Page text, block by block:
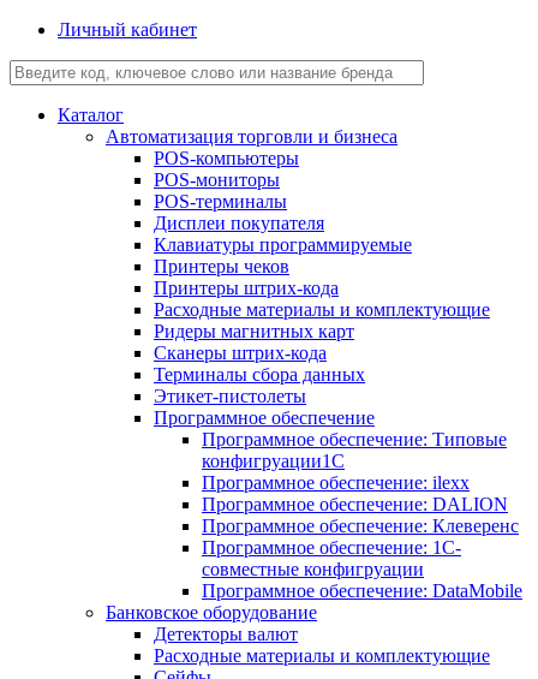
Личный кабинет
Каталог
Автоматизация торговли и бизнеса
POS-компьютеры
POS-мониторы
POS-терминалы
Дисплеи покупателя
Клавиатуры программируемые
Принтеры чеков
Принтеры штрих-кода
Расходные материалы и комплектующие
Ридеры магнитных карт
Сканеры штрих-кода
Терминалы сбора данных
Этикет-пистолеты
Программное обеспечение
Программное обеспечение: Типовые
конфигруации1С
Программное обеспечение: ilexx
Программное обеспечение: DALION
Программное обеспечение: Клеверенс
Программное обеспечение: 1С-
совместные конфигруации
Программное обеспечение: DataMobile
Банковское оборудование
Детекторы валют
Расходные материалы и комплектующие